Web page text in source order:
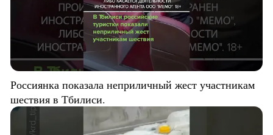
Россиянка показала неприличный жест участникам
шествия в Тбилиси.